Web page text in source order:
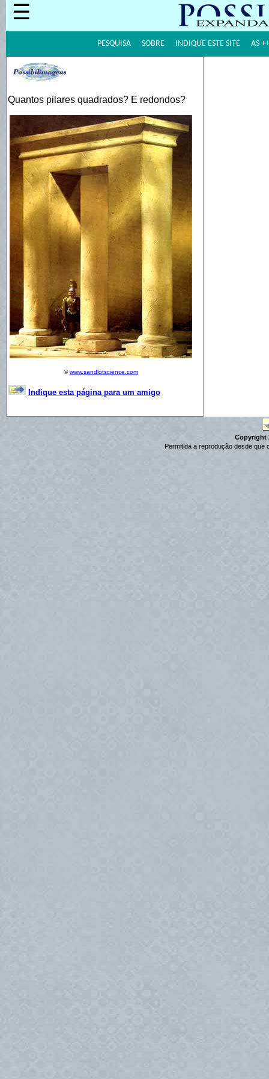
☰
PESQUISA SOBRE INDIQUE ESTE SITE AS ++
Quantos pilares quadrados? E redondos?
©www.sandlotscience.com
Indique esta página para um amigo
Copyright
Permitida a reprodução desde que